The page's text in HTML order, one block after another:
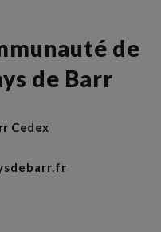
de
de Barr
Cedex